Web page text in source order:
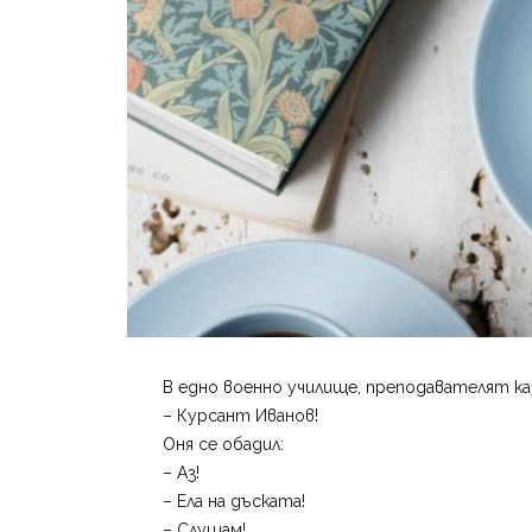
В едно военно училище, преподавателят
– Курсант Иванов!
Оня се обадил:
– Аз!
– Ела на дъската!